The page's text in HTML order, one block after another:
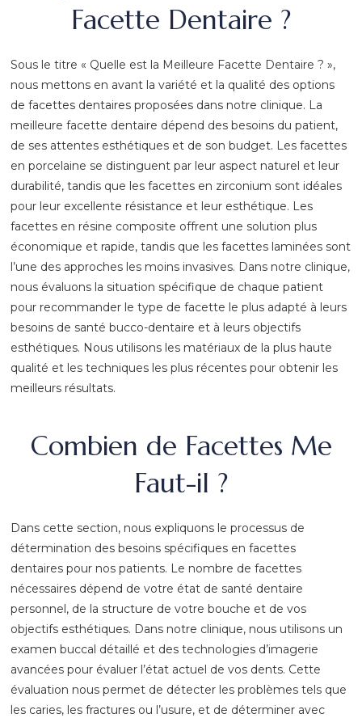
Facette Dentaire ?
Sous le titre « Quelle est la Meilleure Facette Dentaire ? »,
nous mettons en avant la variété et la qualité des options
de facettes dentaires proposées dans notre clinique. La
meilleure facette dentaire dépend des besoins du patient,
de ses attentes esthétiques et de son budget. Les facettes
en porcelaine se distinguent par leur aspect naturel et leur
durabilité, tandis que les facettes en zirconium sont idéales
pour leur excellente résistance et leur esthétique. Les
facettes en résine composite offrent une solution plus
économique et rapide, tandis que les facettes laminées sont
l’une des approches les moins invasives. Dans notre clinique,
nous évaluons la situation spécifique de chaque patient
pour recommander le type de facette le plus adapté à leurs
besoins de santé bucco-dentaire et à leurs objectifs
esthétiques. Nous utilisons les matériaux de la plus haute
qualité et les techniques les plus récentes pour obtenir les
meilleurs résultats.
Combien de Facettes Me
Faut-il ?
Dans cette section, nous expliquons le processus de
détermination des besoins spécifiques en facettes
dentaires pour nos patients. Le nombre de facettes
nécessaires dépend de votre état de santé dentaire
personnel, de la structure de votre bouche et de vos
objectifs esthétiques. Dans notre clinique, nous utilisons un
examen buccal détaillé et des technologies d’imagerie
avancées pour évaluer l’état actuel de vos dents. Cette
évaluation nous permet de détecter les problèmes tels que
les caries, les fractures ou l’usure, et de déterminer avec